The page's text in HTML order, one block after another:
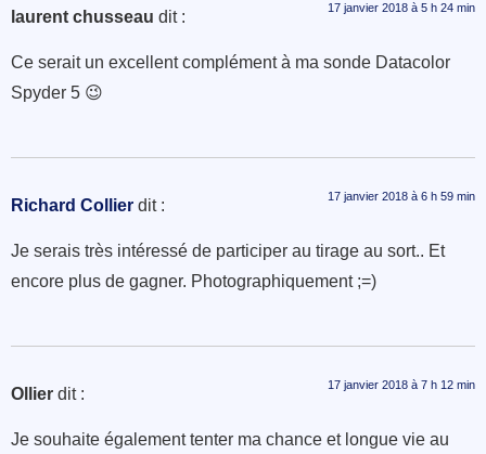
laurent chusseau dit : 17 janvier 2018 à 5 h 24 min
Ce serait un excellent complément à ma sonde Datacolor
Spyder 5 😉
Richard Collier dit : 17 janvier 2018 à 6 h 59 min
Je serais très intéressé de participer au tirage au sort.. Et
encore plus de gagner. Photographiquement ;=)
Ollier dit : 17 janvier 2018 à 7 h 12 min
Je souhaite également tenter ma chance et longue vie au